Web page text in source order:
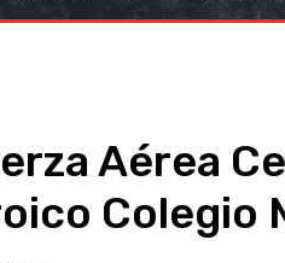
Aérea
Colegio